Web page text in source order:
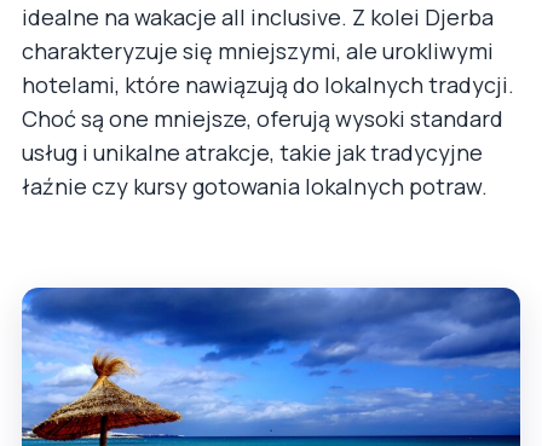
idealne na wakacje all inclusive. Z kolei Djerba
charakteryzuje się mniejszymi, ale urokliwymi
hotelami, które nawiązują do lokalnych tradycji.
Choć są one mniejsze, oferują wysoki standard
usług i unikalne atrakcje, takie jak tradycyjne
łaźnie czy kursy gotowania lokalnych potraw.